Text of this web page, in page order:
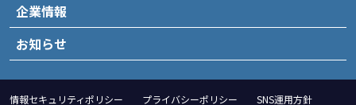
企業情報
お知らせ
情報セキュリティポリシー プライバシーポリシー SNS運用方針